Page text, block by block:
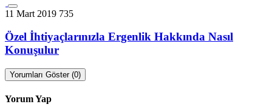
11 Mart 2019 735
Özel İhtiyaçlarınızla Ergenlik Hakkında Nasıl
Konuşulur
Yorumları Göster (0)
Yorum Yap